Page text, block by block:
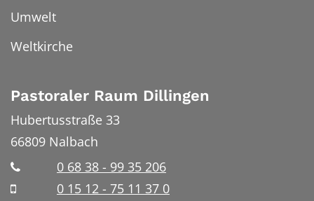
Umwelt
Weltkirche
Pastoraler Raum Dillingen
Hubertusstraße 33
66809 Nalbach
0 68 38 - 99 35 206
0 15 12 - 75 11 37 0